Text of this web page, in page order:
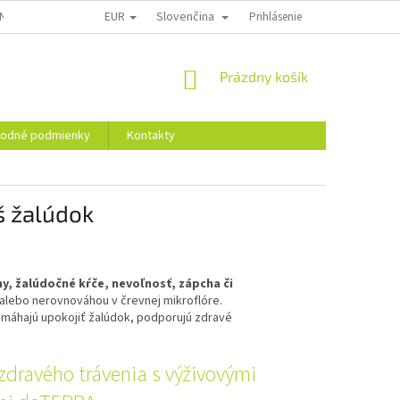
PRÁVA SPOTREBITEĽA NA ODSTÚPENIE OD ZMLUVY
EUR Slovenčina Prihlásenie
NÁKUPNÝ
Prázdny košík
podmienky
Kontakty
žalúdok
žalúdočné kŕče, nevoľnosť, zápcha či
nerovnováhou v črevnej mikroflóre.
upokojiť žalúdok, podporujú zdravé
trávenia s výživovými